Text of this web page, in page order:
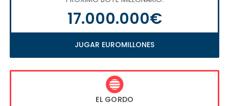
17.000.000€
JUGAR EUROMILLONES
EL GORDO